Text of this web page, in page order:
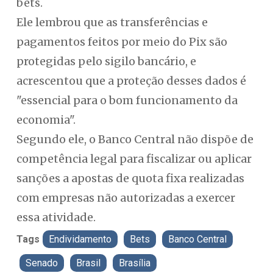
Ele lembrou que as transferências e
pagamentos feitos por meio do Pix são
protegidas pelo sigilo bancário, e
acrescentou que a proteção desses dados é
"essencial para o bom funcionamento da
economia".
Segundo ele, o Banco Central não dispõe de
competência legal para fiscalizar ou aplicar
sanções a apostas de quota fixa realizadas
com empresas não autorizadas a exercer
essa atividade.
Tags Endividamento Bets Banco Central
Senado Brasil Brasília